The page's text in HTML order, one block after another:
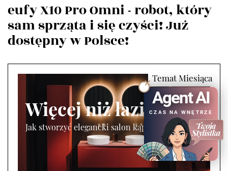
eufy X10 Pro Omni - robot, który
sam sprząta i się czyści! Już
dostępny w Polsce!
Więcej niż łazienka
Jak stworzyć elegancki salon kąpielowy?
Agent AI
CZAS NA WNĘTRZE